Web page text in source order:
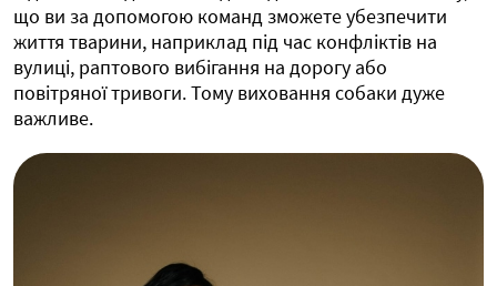
що ви за допомогою команд зможете убезпечити
життя тварини, наприклад під час конфліктів на
вулиці, раптового вибігання на дорогу або
повітряної тривоги. Тому виховання собаки дуже
важливе.